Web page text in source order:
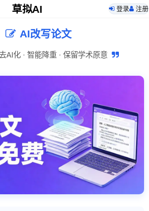
草拟AI 登录 注册
AI改写论文
AI化 · 智能降重 · 保留学术原意